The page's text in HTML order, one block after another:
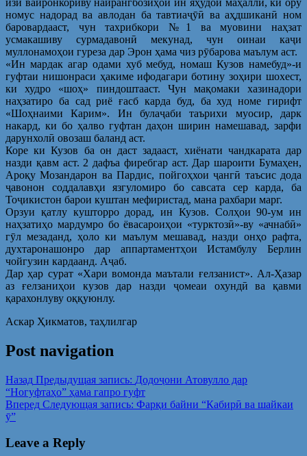
номус надорад ва авлодан ба тавтиаҷӯӣ ва аҳдшиканӣ ном
баровардааст, чун тахрибкори №1 ва муовини наҳзат
усмакашиву сурмадавонӣ мекунад, чун оинаи каҷи
муллонамоҳои гуреза дар Эрон ҳама чиз рӯбарова маълум аст.
«Ин мардак агар одами хуб мебуд, номаш Кузов намебуд»-и
гуфтаи нишонраси ҳакиме ифодагари ботину зоҳири шохест,
ки худро «шоҳ» пиндоштааст. Чун мақомаки хазинадори
наҳзатиро ба сад риё ғасб карда буд, ба худ номе гирифт
«Шоҳнаими Карим». Ин булаҷаби таърихи муосир, дарк
накард, ки бо ҳалво гуфтан даҳон ширин намешавад, зарфи
дарунхолӣ овозаш баланд аст.
Коре ки Кузов ба он даст задааст, хиёнати чандкарата дар
назди қавм аст. 2 дафъа фиребгар аст. Дар шароити Бумаҳен,
Ароқу Мозандарон ва Пардис, пойгоҳхои ҷангӣ таъсис дода
ҷавонон соддалавҳи язгуломиро бо савсата сер карда, ба
Тоҷикистон барои куштан мефиристад, мана рахбари марг.
Орзуи қатлу кушторро дорад, ин Кузов. Солҳои 90-ум ин
наҳзатиҳо мардумро бо ёвасароиҳои «турктозӣ»-ву «ачнабӣ»
гӯл мезаданд, ҳоло ки маълум мешавад, назди онҳо рафта,
духтаронашонро дар аппартаментҳои Истамбулу Берлин
чойгузин кардаанд. Аҷаб.
Дар ҳар сурат «Хари вомонда маътали ғелзанист». Ал-Ҳазар
аз ғелзаниҳои кузов дар назди ҷомеаи охундӣ ва қавми
қарахонлуву оққуюнлу.
Аскар Ҳикматов, таҳлилгар
Post navigation
Назад Предыдущая запись: Додоҷони Атовулло дар
“Ногуфтаҳо” ҳама гапро гуфт
Вперед Следующая запись: Фарқи байни “Кабирӣ ва шайкаи
ӯ”
Leave a Reply